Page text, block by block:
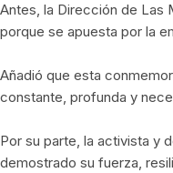
Antes, la Dirección de Las
porque se apuesta por la
Añadió que esta
constante, profunda y
Por su parte, la activista y
demostrado su fuerza,